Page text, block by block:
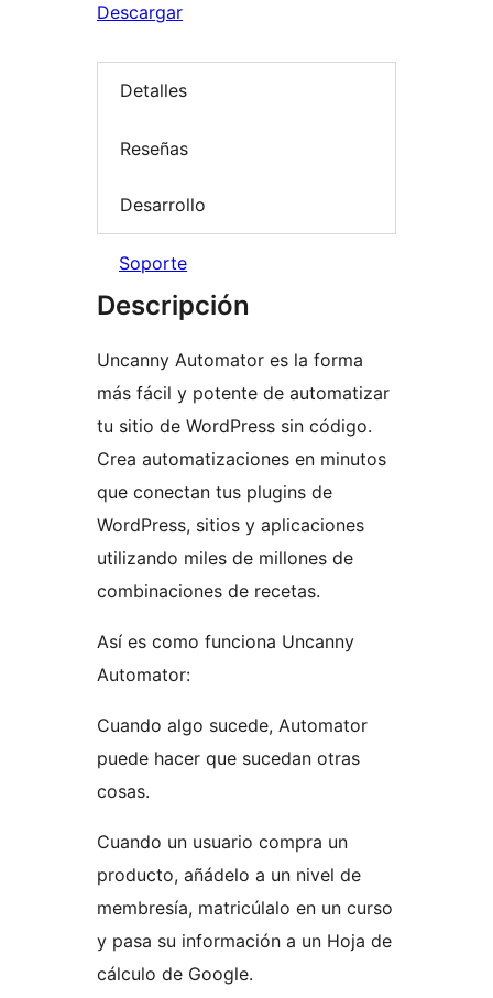
Descargar
Detalles
Reseñas
Desarrollo
Soporte
Descripción
Uncanny Automator es la forma
más fácil y potente de automatizar
tu sitio de WordPress sin código.
Crea automatizaciones en minutos
que conectan tus plugins de
WordPress, sitios y aplicaciones
utilizando miles de millones de
combinaciones de recetas.
Así es como funciona Uncanny
Automator:
Cuando algo sucede, Automator
puede hacer que sucedan otras
cosas.
Cuando un usuario compra un
producto, añádelo a un nivel de
membresía, matricúlalo en un curso
y pasa su información a un Hoja de
cálculo de Google.